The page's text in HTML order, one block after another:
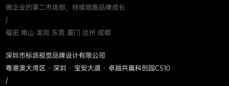
做企业的第二市场部，持续陪跑品牌成长
/
福田 南山 龙岗 东莞 厦门 达州 成都
深圳市标派视觉品牌设计有限公司
粤港澳大湾区 · 深圳 · 宝安大道 · 卓越共赢科创园C510
/